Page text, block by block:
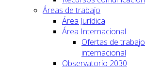
Áreas de trabajo
Área Jurídica
Área Internacional
Ofertas de trabajo
internacional
Observatorio 2030